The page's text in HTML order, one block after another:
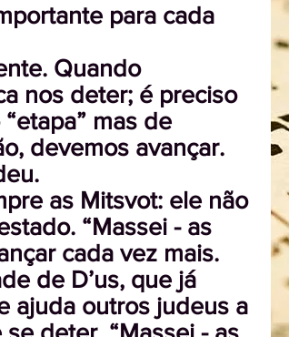
para cada
Quando
nos deter; é preciso
mas de
devemos avançar.
as Mitsvot: ele não
“Massei - as
cada vez mais.
de D’us, que já
ajuda outros judeus a